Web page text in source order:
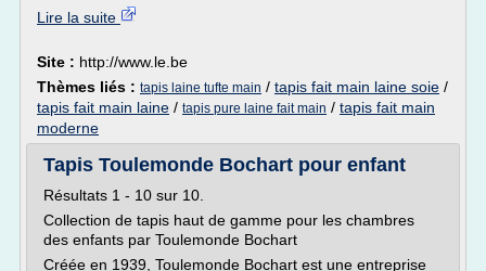
Lire la suite
Site : http://www.le.be
Thèmes liés : tapis laine tufte main / tapis fait main laine soie /
tapis fait main laine / tapis pure laine fait main / tapis fait main
moderne
Tapis Toulemonde Bochart pour enfant
Résultats 1 - 10 sur 10.
Collection de tapis haut de gamme pour les chambres
des enfants par Toulemonde Bochart
Créée en 1939, Toulemonde Bochart est une entreprise